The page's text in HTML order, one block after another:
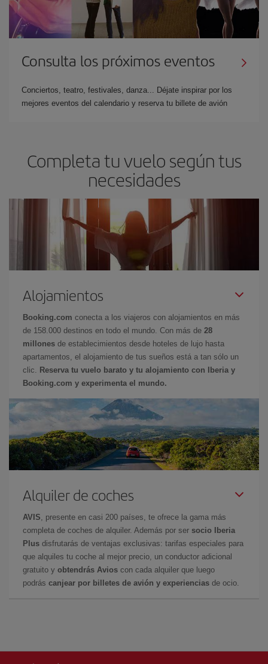
Consulta los próximos eventos
Conciertos, teatro, festivales, danza... Déjate inspirar por los
mejores eventos del calendario y reserva tu billete de avión
Completa tu vuelo según tus
necesidades
Alojamientos
Booking.com conecta a los viajeros con alojamientos en más
de 158.000 destinos en todo el mundo. Con más de 28
millones de establecimientos desde hoteles de lujo hasta
apartamentos, el alojamiento de tus sueños está a tan sólo un
clic.
Reserva tu vuelo barato y tu alojamiento con Iberia y
Booking.com y experimenta el mundo.
Alquiler de coches
AVIS , presente en casi 200 países, te ofrece la gama más
completa de coches de alquiler. Además por ser socio Iberia
Plus disfrutarás de ventajas exclusivas: tarifas especiales para
que alquiles tu coche al mejor precio, un conductor adicional
gratuito y obtendrás Avios con cada alquiler que luego
podrás canjear por billetes de avión y experiencias de ocio.